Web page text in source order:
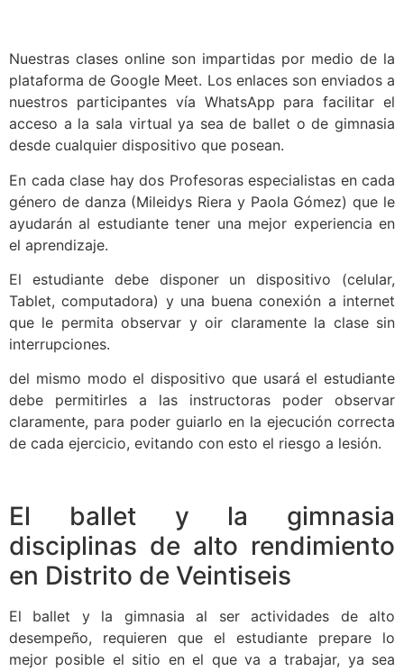
Nuestras clases online son impartidas por medio de la
plataforma de Google Meet. Los enlaces son enviados a
nuestros participantes vía WhatsApp para facilitar el
acceso a la sala virtual ya sea de ballet o de gimnasia
desde cualquier dispositivo que posean.
En cada clase hay dos Profesoras especialistas en cada
género de danza (Mileidys Riera y Paola Gómez) que le
ayudarán al estudiante tener una mejor experiencia en
el aprendizaje.
El estudiante debe disponer un dispositivo (celular,
Tablet, computadora) y una buena conexión a internet
que le permita observar y oir claramente la clase sin
interrupciones.
del mismo modo el dispositivo que usará el estudiante
debe permitirles a las instructoras poder observar
claramente, para poder guiarlo en la ejecución correcta
de cada ejercicio, evitando con esto el riesgo a lesión.
El ballet y la gimnasia
disciplinas de alto rendimiento
en Distrito de Veintiseis
El ballet y la gimnasia al ser actividades de alto
desempeño, requieren que el estudiante prepare lo
mejor posible el sitio en el que va a trabajar, ya sea